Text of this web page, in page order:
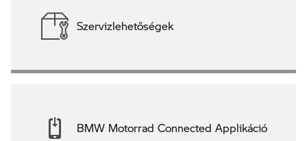
Szervizlehetőségek
BMW Motorrad Connected Applikáció